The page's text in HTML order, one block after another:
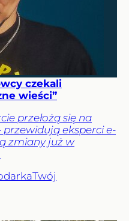
czekali
wieści”
przełożą się na
eksperci e-
zmiany już w
Twój